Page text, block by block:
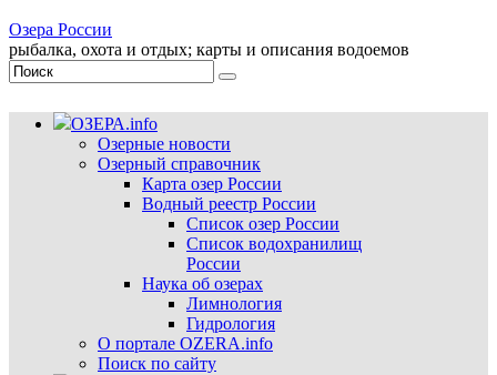
Озера России
рыбалка, охота и отдых; карты и описания водоемов
ОЗЕРА.info
Озерные новости
Озерный справочник
Карта озер России
Водный реестр России
Список озер России
Список водохранилищ
России
Наука об озерах
Лимнология
Гидрология
О портале OZERA.info
Поиск по сайту